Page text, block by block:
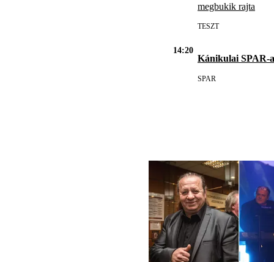
megbukik rajta
TESZT
14:20
Kánikulai SPAR-
SPAR